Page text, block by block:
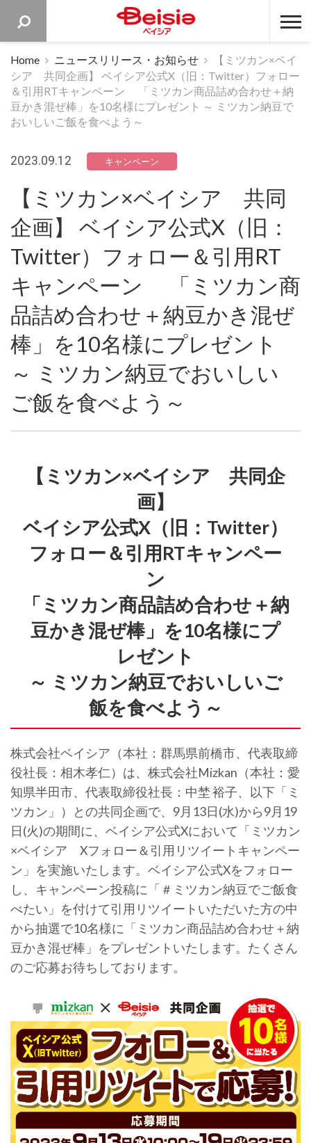
ベイシア
Home ニュースリリース・お知らせ
【ミツカン×ベイ
シア 共同企画】 ベイシア公式X（旧：Twitter）フォロー
＆引用RTキャンペーン 「ミツカン商品詰め合わせ＋納
豆かき混ぜ棒」を10名様にプレゼント ～ ミツカン納豆で
おいしいご飯を食べよう～
2023.09.12 キャンペーン
【ミツカン×ベイシア 共同
企画】 ベイシア公式X（旧：
Twitter）フォロー＆引用RT
キャンペーン 「ミツカン商
品詰め合わせ＋納豆かき混ぜ
棒」を10名様にプレゼント
～ ミツカン納豆でおいしい
ご飯を食べよう～
【ミツカン×ベイシア 共同企
画】
ベイシア公式X（旧：Twitter）
フォロー＆引用RTキャンペー
ン
「ミツカン商品詰め合わせ＋納
豆かき混ぜ棒」を10名様にプ
レゼント
～ ミツカン納豆でおいしいご
飯を食べよう～
株式会社ベイシア（本社：群馬県前橋市、代表取締
役社長：相木孝仁）は、株式会社Mizkan（本社：愛
知県半田市、代表取締役社長：中埜 裕子、以下「ミ
ツカン」）との共同企画で、9月13日(水)から9月19
日(火)の期間に、ベイシア公式Xにおいて「ミツカン
×ベイシア Xフォロー＆引用リツイートキャンペー
ン」を実施いたします。ベイシア公式Xをフォロー
し、キャンペーン投稿に「＃ミツカン納豆でご飯食
べたい」を付けて引用リツイートいただいた方の中
から抽選で10名様に「ミツカン商品詰め合わせ＋納
豆かき混ぜ棒」をプレゼントいたします。たくさん
のご応募お待ちしております。